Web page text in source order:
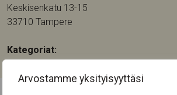
Arvostamme yksityisyyttäsi
Keskisenkatu 13-15
33710 Tampere
Kategoriat: